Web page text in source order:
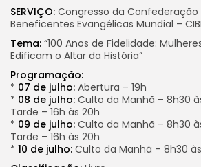
SERVIÇO: Congresso da Confederação
Beneficentes Evangélicas Mundial –
Tema: “100 Anos de Fidelidade:
Edificam o Altar da História”
Programação:
* 07 de julho: Abertura – 19h
* 08 de julho: Culto da Manhã – 8h30
Tarde – 16h às 20h
* 09 de julho: Culto da Manhã – 8h30
Tarde – 16h às 20h
* 10 de julho: Culto da Manhã – 8h30 às